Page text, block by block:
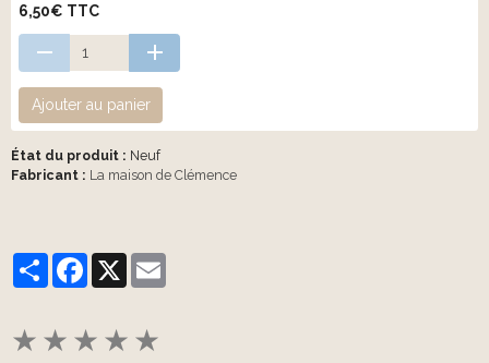
6,50€ TTC
Ajouter au panier
État du produit : Neuf
Fabricant : La maison de Clémence
PartagerFacebook
X
★ ★ ★ ★ ★